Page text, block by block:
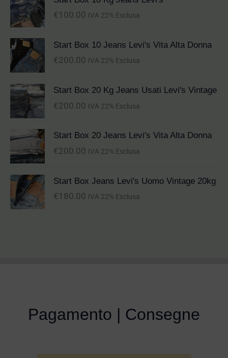
€ 100.00 IVA 22% Esclusa
Start Box 10 Jeans Levi's Vita Alta Donna
€200.00 IVA 22% Esclusa
Start Box 20 Kg Jeans Usati Levi's Vintage
€200.00 IVA 22% Esclusa
Start Box 20 Jeans Levi's Vita Alta Donna
€200.00 IVA 22% Esclusa
Start Box Jeans Levi's Uomo Vintage 20kg
€ 180.00 IVA 22% Esclusa
Pagamento | Consegne